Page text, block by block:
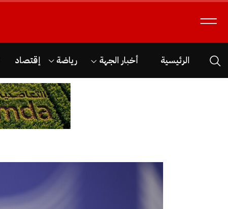
الرئيسية أخبار الجهة رياضة إقتصاد